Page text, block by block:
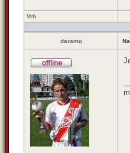
Vrh
daramo